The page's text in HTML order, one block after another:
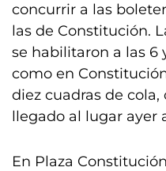
concurrir a las
las de Constitución.
se habilitaron a las 6
como en
diez cuadras de
llegado al lugar ayer
En Plaza